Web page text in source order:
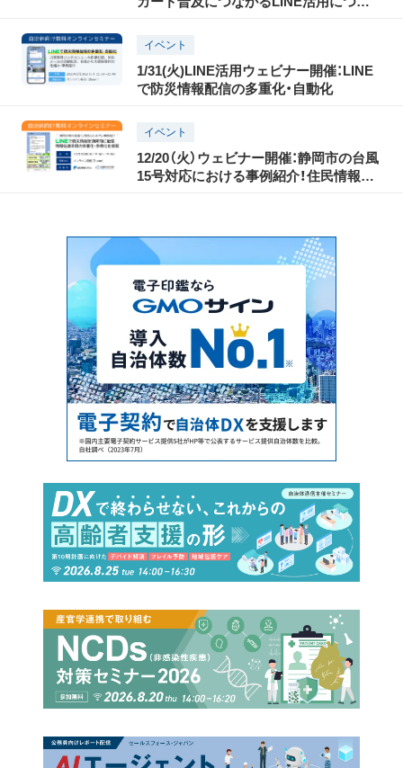
イベント
1/31(火)LINE活用ウェビナー開催：LINE
で防災情報配信の多重化・自動化
イベント
12/20（火）ウェビナー開催：静岡市の台風
15号対応における事例紹介！住民情報配